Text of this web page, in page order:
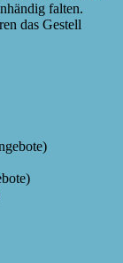
falten.
das Gestell